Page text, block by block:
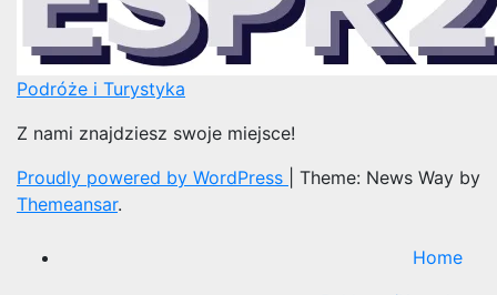
Podróże i Turystyka
Z nami znajdziesz swoje miejsce!
Proudly powered by WordPress
Theme: News Way by
Themeansar.
Home